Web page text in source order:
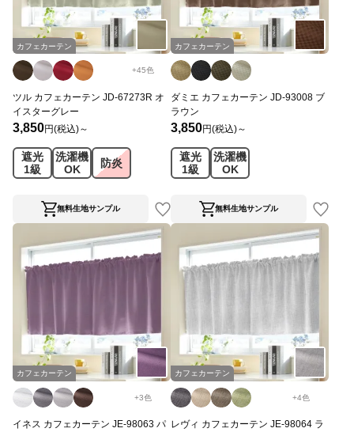
カフェカーテン
+45色
ツル カフェカーテン JD-67273R オ
イスターグレー
3,850円(税込)～
遮光
1級
洗濯機
OK
防炎
無料生地サンプル
カフェカーテン
ダミエ カフェカーテン JD-93008 ブ
ラウン
3,850円(税込)～
遮光
1級
洗濯機
OK
無料生地サンプル
カフェカーテン
+3色
イネス カフェカーテン JE-98063 パ
カフェカーテン
+4色
レヴィ カフェカーテン JE-98064 ラ